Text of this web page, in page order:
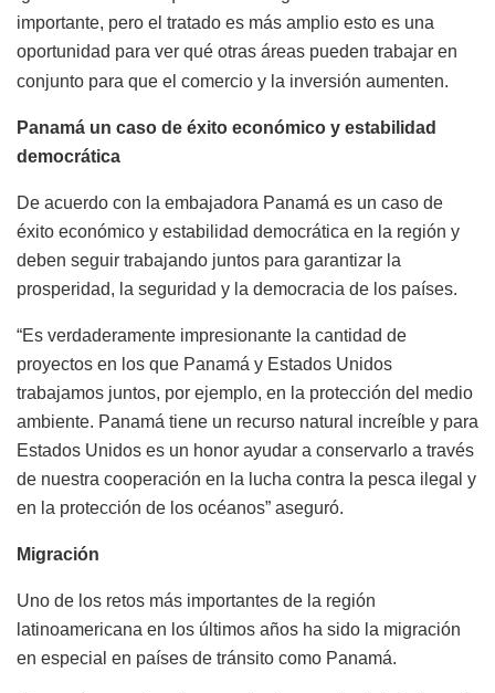
importante, pero el tratado es más amplio esto es una
oportunidad para ver qué otras áreas pueden trabajar en
conjunto para que el comercio y la inversión aumenten.
Panamá un caso de éxito económico y estabilidad
democrática
De acuerdo con la embajadora Panamá es un caso de
éxito económico y estabilidad democrática en la región y
deben seguir trabajando juntos para garantizar la
prosperidad, la seguridad y la democracia de los países.
“Es verdaderamente impresionante la cantidad de
proyectos en los que Panamá y Estados Unidos
trabajamos juntos, por ejemplo, en la protección del medio
ambiente. Panamá tiene un recurso natural increíble y para
Estados Unidos es un honor ayudar a conservarlo a través
de nuestra cooperación en la lucha contra la pesca ilegal y
en la protección de los océanos” aseguró.
Migración
Uno de los retos más importantes de la región
latinoamericana en los últimos años ha sido la migración
en especial en países de tránsito como Panamá.